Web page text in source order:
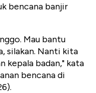
bencana banjir
Mau bantu
silakan. Nanti kita
badan," kata
bencana di